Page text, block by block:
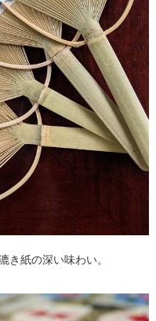
紙の深い味わい。